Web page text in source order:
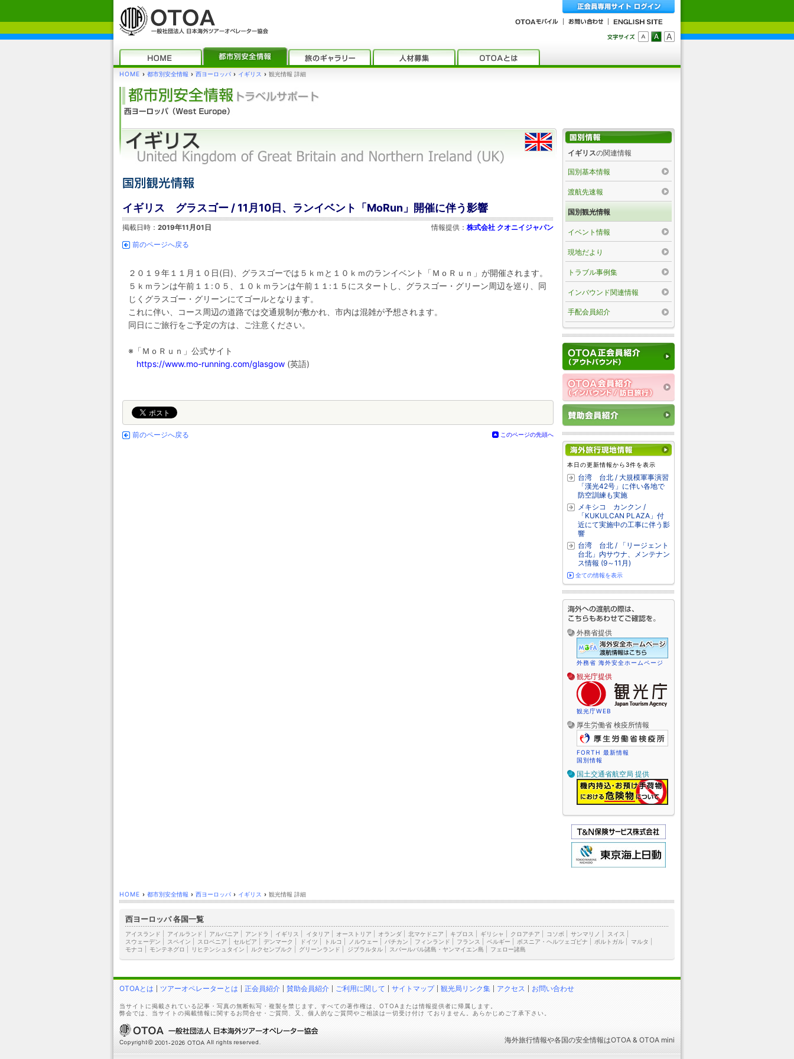
HOME › 都市別安全情報 › 西ヨーロッパ › イギリス › 観光情報 詳細
イギリス グラスゴー / 11月10日、ランイベント「MoRun」開催に伴う影響
掲載日時： 2019年11月01日 情報提供： 株式会社 クオニイジャパン
前のページへ戻る
２０１９年１１月１０日(日)、グラスゴーでは５ｋｍと１０ｋｍのランイベント「ＭｏＲｕｎ」が開催されます。
５ｋｍランは午前１１:０５、１０ｋｍランは午前１１:１５にスタートし、グラスゴー・グリーン周辺を巡り、同
じくグラスゴー・グリーンにてゴールとなります。
これに伴い、コース周辺の道路では交通規制が敷かれ、市内は混雑が予想されます。
同日にご旅行をご予定の方は、ご注意ください。
※「ＭｏＲｕｎ」公式サイト
https://www.mo-running.com/glasgow (英語)
前のページへ戻る このページの先頭へ
イギリスの関連情報
国別基本情報
渡航先速報
国別観光情報
イベント情報
現地だより
トラブル事例集
インバウンド関連情報
手配会員紹介
本日の更新情報から3件を表示
台湾 台北 / 大規模軍事演習
「漢光42号」に伴い各地で
防空訓練も実施
メキシコ カンクン /
「KUKULCAN PLAZA」付
近にて実施中の工事に伴う影
響
台湾 台北 / 「リージェント
台北」内サウナ、メンテナン
ス情報 (9～11月)
全ての情報を表示
外務省提供
外務省 海外安全ホームページ
観光庁提供
観光庁WEB
厚生労働省 検疫所情報
FORTH 最新情報
国別情報
国土交通省航空局 提供
HOME › 都市別安全情報 › 西ヨーロッパ › イギリス › 観光情報 詳細
西ヨーロッパ 各国一覧
アイスランド アイルランド アルバニア アンドラ イギリス イタリア オーストリア オランダ| 北マケドニア キプロス ギリシャ クロアチア コソボ サンマリノ スイス
スウェーデン
スペイン スロベニア セルビア デンマーク ドイツ トルコ ノルウェー バチカン フィンランド フランス ベルギー ボスニア・ヘルツェゴビナ ポルトガル マルタ
モナコ
モンテネグロ リヒテンシュタイン ルクセンブルク グリーンランド ジブラルタル| スバールバル諸島・ヤンマイエン島 フェロー諸島
OTOAとは ツアーオペレーターとは 正会員紹介 賛助会員紹介 ご利用に関して サイトマップ 観光局リンク集 アクセス お問い合わせ
当サイトに掲載されている記事・写真の無断転写・複製を禁じます。すべての著作権は、OTOAまたは情報提供者に帰属します。
弊会では、当サイトの掲載情報に関するお問合せ・ご質問、又、個人的なご質問やご相談は一切受け付け ておりません。あらかじめご了承下さい。
海外旅行情報や各国の安全情報はOTOA & OTOA mini